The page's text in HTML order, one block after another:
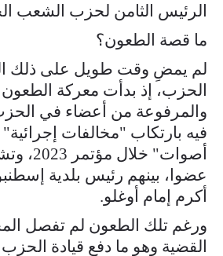
الرئيس الثامن لحزب الشعب
ما قصة الطعون؟
لم يمضِ وقت طويل على ذلك
الحزب، إذ بدأت معركة الطعون
والمرفوعة من أعضاء في
فيه بارتكاب "مخالفات
عضوا، بينهم رئيس بلدية
أكرم إمام أوغلو.
ورغم تلك الطعون لم تفصل